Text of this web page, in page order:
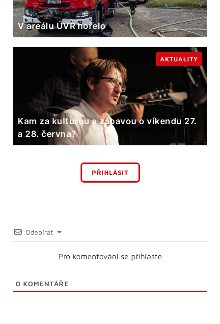
V areálu ÚVR hořelo
Kam za kulturou a zábavou o víkendu 27.
a 28. června?
AKTUALITY
PŘIHLÁSIT
Odebírat
Pro komentování se přihlaste
0 KOMENTÁŘE